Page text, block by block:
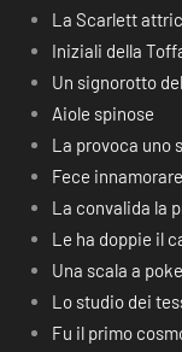
La Scarlett
Iniziali della
Un signorotto
Aiole spinose
La provoca uno
Fece
La convalida la
Le ha doppie il
Una scala a
Lo studio dei
Fu il primo